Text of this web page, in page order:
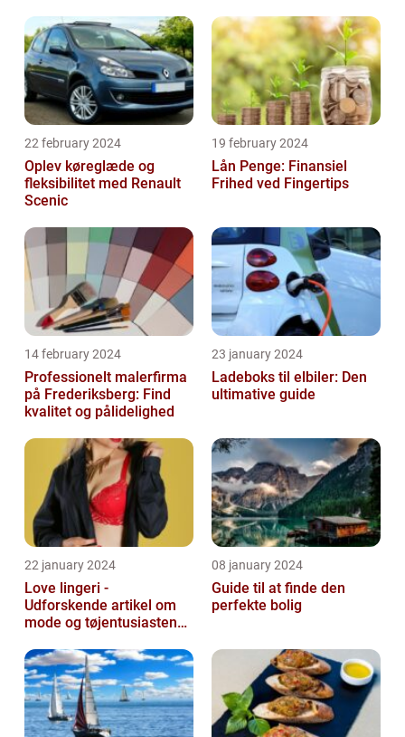
22 february 2024
Oplev køreglæde og
fleksibilitet med Renault
Scenic
19 february 2024
Lån Penge: Finansiel
Frihed ved Fingertips
14 february 2024
Professionelt malerfirma
på Frederiksberg: Find
kvalitet og pålidelighed
23 january 2024
Ladeboks til elbiler: Den
ultimative guide
22 january 2024
Love lingeri -
Udforskende artikel om
mode og tøjentusiastens
08 january 2024
Guide til at finde den
perfekte bolig